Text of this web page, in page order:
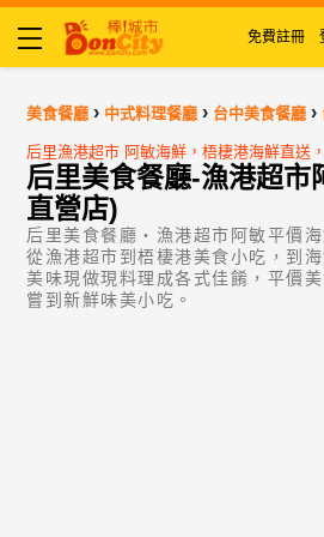
免費註冊
美食餐廳 › 中式料理餐廳 › 台中美食餐廳 ›
后里漁港超市 阿敏海鮮，梧棲港海鮮直送
后里美食餐廳-漁港超市
直營店)
后里美食餐廳‧漁港超市阿敏平價海
從漁港超市到梧棲港美食小吃，到
美味現做現料理成各式佳餚，平價
嘗到新鮮味美小吃。